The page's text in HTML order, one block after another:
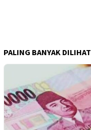
PALING BANYAK DILIHAT